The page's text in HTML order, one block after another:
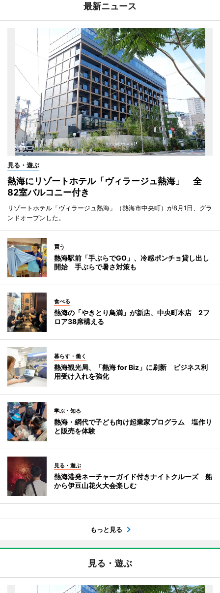
最新ニュース
見る・遊ぶ
熱海にリゾートホテル「ヴィラージュ熱海」 全
82室バルコニー付き
リゾートホテル「ヴィラージュ熱海」（熱海市中央町）が8月1日、グラ
ンドオープンした。
買う
熱海駅前「手ぶらでGO」、冷感ポンチョ貸し出し
開始 手ぶらで暑さ対策も
食べる
熱海の「やきとり鳥満」が新店、中央町本店 2フ
ロア38席構える
暮らす・働く
熱海観光局、「熱海 for Biz」に刷新 ビジネス利
用受け入れを強化
学ぶ・知る
熱海・網代で子ども向け起業家プログラム 塩作り
と販売を体験
見る・遊ぶ
熱海港発ネーチャーガイド付きナイトクルーズ 船
から伊豆山花火大会楽しむ
もっと見る
見る・遊ぶ